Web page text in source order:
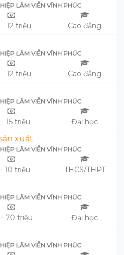
LÂM VIỄN VĨNH PHÚC
- 12 triệu Cao đẳng
LÂM VIỄN VĨNH PHÚC
- 12 triệu Cao đẳng
LÂM VIỄN VĨNH PHÚC
- 15 triệu Đại học
xuất
LÂM VIỄN VĨNH PHÚC
10 triệu THCS/THPT
LÂM VIỄN VĨNH PHÚC
70 triệu Đại học
LÂM VIỄN VĨNH PHÚC